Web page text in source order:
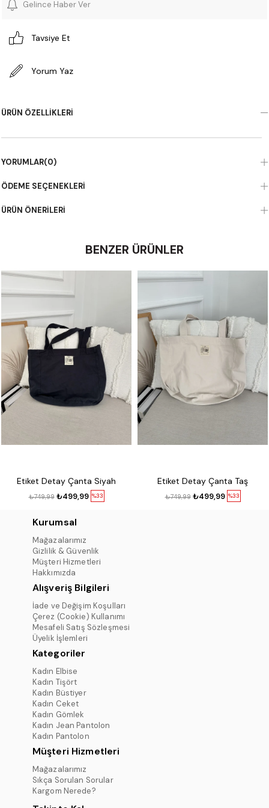
Gelince Haber Ver
Tavsiye Et
Yorum Yaz
ÜRÜN ÖZELLIKLERI
YORUMLAR(0)
ÖDEME SEÇENEKLERI
ÜRÜN ÖNERILERI
BENZER ÜRÜNLER
Etiket Detay Çanta Siyah
%33
₺499,99
₺749,99
Etiket Detay Çanta Taş
%33
₺499,99
₺749,99
Kurumsal
Mağazalarımız
Gizlilik & Güvenlik
Müşteri Hizmetleri
Hakkımızda
Alışveriş Bilgileri
İade ve Değişim Koşulları
Çerez (Cookie) Kullanımı
Mesafeli Satış Sözleşmesi
Üyelik İşlemleri
Kategoriler
Kadın Elbise
Kadın Tişört
Kadın Büstiyer
Kadın Ceket
Kadın Gömlek
Kadın Jean Pantolon
Kadın Pantolon
Müşteri Hizmetleri
Mağazalarımız
Sıkça Sorulan Sorular
Kargom Nerede?